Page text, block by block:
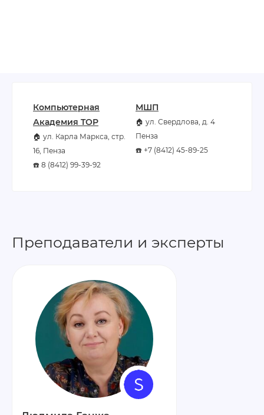
Компьютерная
Академия TOP
🏠 ул. Карла Маркса, стр.
16, Пенза
☎️ 8 (8412) 99-39-92
МШП
🏠 ул. Свердлова, д. 4
Пенза
☎️ +7 (8412) 45-89-25
Преподаватели и эксперты